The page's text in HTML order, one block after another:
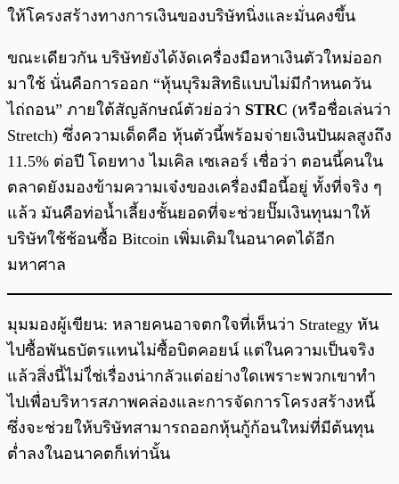
ให้โครงสร้างทางการเงินของบริษัทนิ่งและมั่นคงขึ้น
ขณะเดียวกัน บริษัทยังได้งัดเครื่องมือหาเงินตัวใหม่ออก
มาใช้ นั่นคือการออก “หุ้นบุริมสิทธิแบบไม่มีกำหนดวัน
ไถ่ถอน” ภายใต้สัญลักษณ์ตัวย่อว่า STRC (หรือชื่อเล่นว่า
Stretch) ซึ่งความเด็ดคือ หุ้นตัวนี้พร้อมจ่ายเงินปันผลสูงถึง
11.5% ต่อปี โดยทาง ไมเคิล เซเลอร์ เชื่อว่า ตอนนี้คนใน
ตลาดยังมองข้ามความเจ๋งของเครื่องมือนี้อยู่ ทั้งที่จริง ๆ
แล้ว มันคือท่อน้ำเลี้ยงชั้นยอดที่จะช่วยปั๊มเงินทุนมาให้
บริษัทใช้ช้อนซื้อ Bitcoin เพิ่มเติมในอนาคตได้อีก
มหาศาล
มุมมองผู้เขียน: หลายคนอาจตกใจที่เห็นว่า Strategy หัน
ไปซื้อพันธบัตรแทนไม่ซื้อบิตคอยน์ แต่ในความเป็นจริง
แล้วสิ่งนี้ไม่ใ่ช่เรื่องน่ากลัวแต่อย่างใดเพราะพวกเขาทำ
ไปเพื่อบริหารสภาพคล่องและการจัดการโครงสร้างหนี้
ซึ่งจะช่วยให้บริษัทสามารถออกหุ้นกู้ก้อนใหม่ที่มีต้นทุน
ต่ำลงในอนาคตก็เท่านั้น